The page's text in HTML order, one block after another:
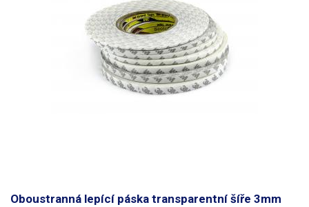
Oboustranná lepící páska transparentní šíře 3mm